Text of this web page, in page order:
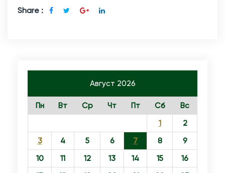
Share :
Август 2026
Пн Вт Ср Чт Пт Сб
Вс
1
2
3
4 5 6 7 8
9
10
11 12 13 14 15
16